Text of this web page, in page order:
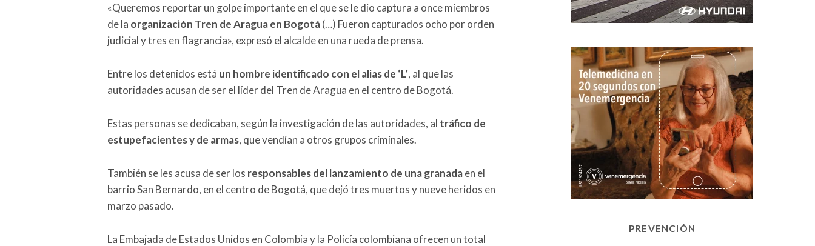
«Queremos reportar un golpe importante en el que se le dio captura a once miembros
de la organización Tren de Aragua en Bogotá(…) Fueron capturados ocho por orden
judicial y tres en flagrancia», expresó el alcalde en una rueda de prensa.
Entre los detenidos está un hombre identificado con el alias de ‘L’, al que las
autoridades acusan de ser el líder del Tren de Aragua en el centro de Bogotá.
Estas personas se dedicaban, según la investigación de las autoridades, al tráfico de
estupefacientes y de armas, que vendían a otros grupos criminales.
También se les acusa de ser los responsables del lanzamiento de una granadaen el
barrio San Bernardo, en el centro de Bogotá, que dejó tres muertos y nueve heridos en
marzo pasado.
La Embajada de Estados Unidos en Colombia y la Policía colombiana ofrecen un total
PREVENCIÓN